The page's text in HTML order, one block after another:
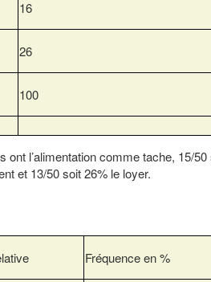
16
26
100
l’alimentation comme tache, 15/50
et 13/50 soit 26% le loyer.
Fréquence en %